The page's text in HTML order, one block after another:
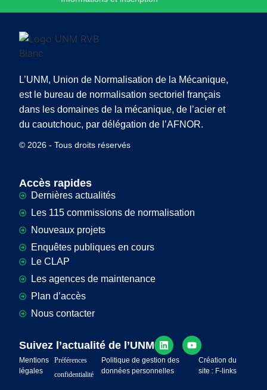
L’UNM, Union de Normalisation de la Mécanique,
est le bureau de normalisation sectoriel français
dans les domaines de la mécanique, de l’acier et
du caoutchouc, par délégation de l’AFNOR.
© 2026 - Tous droits réservés
Accès rapides
Dernières actualités
Les 115 commissions de normalisation
Nouveaux projets
Enquêtes publiques en cours
Le CLAP
Les agences de maintenance
Plan d’accès
Nous contacter
Suivez l’actualité de l’UNM
Mentions
légales
Préférences
confidentialité
Politique de gestion des
données personnelles
Création du
site : F-links